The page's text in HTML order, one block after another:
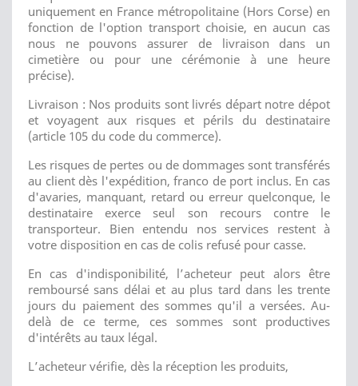
uniquement en France métropolitaine (Hors Corse) en
fonction de l'option transport choisie, en aucun cas
nous ne pouvons assurer de livraison dans un
cimetière ou pour une cérémonie à une heure
précise).
Livraison : Nos produits sont livrés départ notre dépot
et voyagent aux risques et périls du destinataire
(article 105 du code du commerce).
Les risques de pertes ou de dommages sont transférés
au client dès l'expédition, franco de port inclus. En cas
d'avaries, manquant, retard ou erreur quelconque, le
destinataire exerce seul son recours contre le
transporteur. Bien entendu nos services restent à
votre disposition en cas de colis refusé pour casse.
En cas d'indisponibilité, l’acheteur peut alors être
remboursé sans délai et au plus tard dans les trente
jours du paiement des sommes qu'il a versées. Au-
delà de ce terme, ces sommes sont productives
d'intérêts au taux légal.
L’acheteur vérifie, dès la réception les produits,